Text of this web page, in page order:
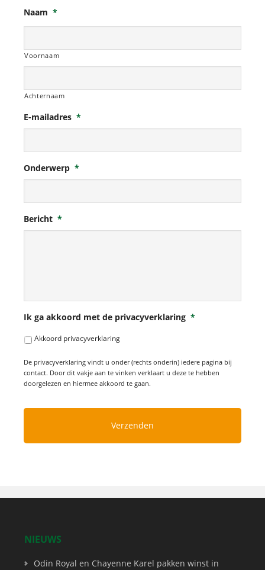
Naam *
Voornaam
Achternaam
E-mailadres *
Onderwerp *
Bericht *
Ik ga akkoord met de privacyverklaring *
Akkoord privacyverklaring
De privacyverklaring vindt u onder (rechts onderin) iedere pagina bij
contact. Door dit vakje aan te vinken verklaart u deze te hebben
doorgelezen en hiermee akkoord te gaan.
NIEUWS
Odin Royal en Chayenne Karel pakken winst in